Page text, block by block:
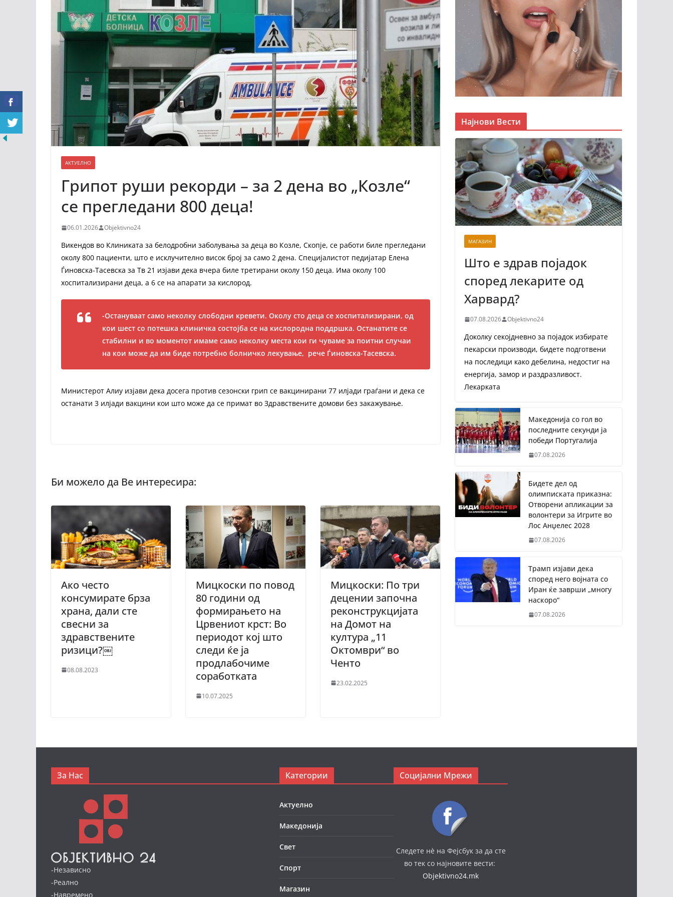
АКТУЕЛНО
Грипот руши рекорди – за 2 дена во „Козле“
се прегледани 800 деца!
06.01.2026 Objektivno24
Викендов во Клиниката за белодробни заболувања за деца во Козле, Скопје, се работи биле прегледани
околу 800 пациенти, што е исклучително висок број за само 2 дена. Специјалистот педијатар Елена
Ѓиновска-Тасевска за Тв 21 изјави дека вчера биле третирани околу 150 деца. Има околу 100
хоспитализирани деца, а 6 се на апарати за кислород.
-Остануваат само неколку слободни кревети. Околу сто деца се хоспитализирани, од
кои шест со потешка клиничка состојба се на кислородна поддршка. Останатите се
стабилни и во моментот имаме само неколку места кои ги чуваме за поитни случаи
на кои може да им биде потребно болничко лекување, рече Ѓиновска-Тасевска.
Министерот Алиу изјави дека досега против сезонски грип се вакцинирани 77 илјади граѓани и дека се
останати 3 илјади вакцини кои што може да се примат во Здравствените домови без закажување.
Ако често
консумирате брза
храна, дали сте
свесни за
здравствените
ризици?￼
08.08.2023
Мицкоски по повод
80 години од
формирањето на
Црвениот крст: Во
периодот кој што
следи ќе ја
продлабочиме
соработката
10.07.2025
Мицкоски: По три
децении започна
реконструкцијата
на Домот на
култура „11
Октомври“ во
Ченто
23.02.2025
Најнови Вести
МАГАЗИН
Што е здрав појадок
според лекарите од
Харвард?
07.08.2026 Objektivno24
Доколку секојдневно за појадок избирате
пекарски производи, бидете подготвени
на последици како дебелина, недостиг на
енергија, замор и раздразливост.
Лекарката
Македонија со гол во
последните секунди ја
победи Португалија
07.08.2026
Бидете дел од
олимписката приказна:
Отворени апликации за
волонтери за Игрите во
Лос Анџелес 2028
07.08.2026
Трамп изјави дека
според него војната со
Иран ќе заврши „многу
наскоро“
07.08.2026
За Нас
-Независно
-Реално
-Навремено
Категории
Актуелно
Македонија
Свет
Спорт
Магазин
Социјални Мрежи
Следете нè на Фејсбук за да сте
во тек со најновите вести:
Objektivno24.mk